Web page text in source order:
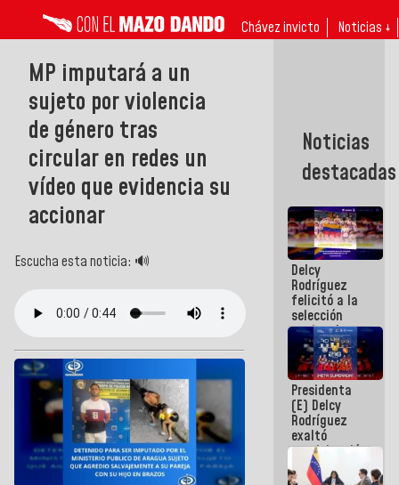
Chávez invicto Noticias ↓
MP imputará a un
sujeto por violencia
de género tras
circular en redes un
vídeo que evidencia su
accionar
Escucha esta noticia: 🔊
Noticias
destacadas
Delcy
Rodríguez
felicitó a la
selección
nacional
masculina
de voleibol
campeona
de la Copa
Panamericana
Sub-17
Presidenta
(E) Delcy
Rodríguez
exaltó
participación
de